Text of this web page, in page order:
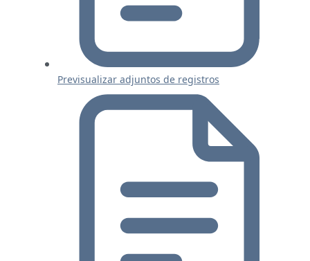
Previsualizar adjuntos de registros